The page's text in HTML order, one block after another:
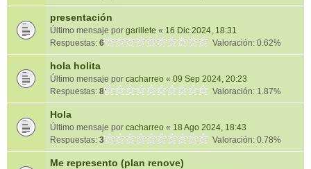
presentación
Último mensaje por garillete « 16 Dic 2024, 18:31
Respuestas: 6 Valoración: 0.62%
hola holita
Último mensaje por cacharreo « 09 Sep 2024, 20:23
Respuestas: 8 Valoración: 1.87%
Hola
Último mensaje por cacharreo « 18 Ago 2024, 18:43
Respuestas: 3 Valoración: 0.78%
Me represento (plan renove)